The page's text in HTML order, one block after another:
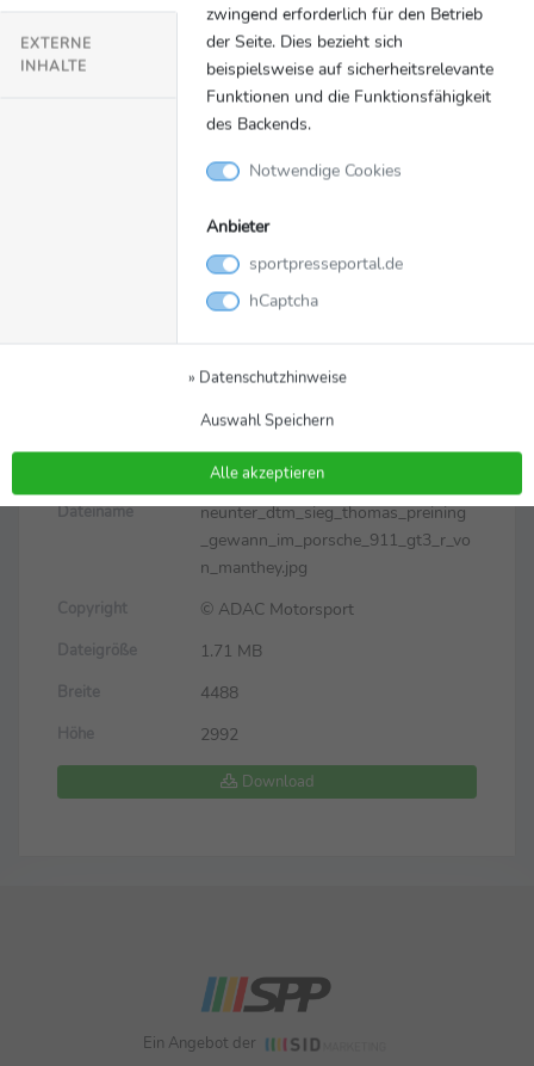
Neunter DTM-Sieg-
Thomas Preining gewann
im Porsche 911 GT3 R von
Manthey
Neunter DTM-Sieg: Thomas Preining gewann im
Porsche 911 GT3 R von Manthey
Dateiname
neunter_dtm_sieg_thomas_preining
_gewann_im_porsche_911_gt3_r_vo
n_manthey.jpg
Copyright © ADAC Motorsport
Dateigröße 1.71 MB
Breite 4488
Höhe 2992
Download
Ein Angebot der
EXTERNE
INHALTE
zwingend erforderlich für den Betrieb
der Seite. Dies bezieht sich
beispielsweise auf sicherheitsrelevante
Funktionen und die Funktionsfähigkeit
des Backends.
Notwendige Cookies
Anbieter
sportpresseportal.de
hCaptcha
» Datenschutzhinweise
Auswahl Speichern
Alle akzeptieren